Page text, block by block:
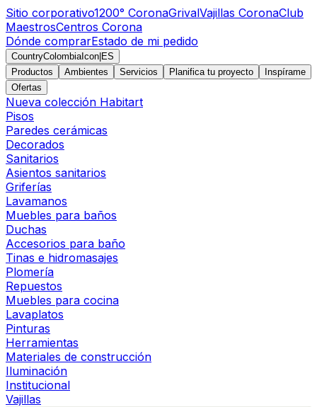
Sitio corporativo1200° CoronaGrivalVajillas CoronaClub
MaestrosCentros Corona
Dónde comprarEstado de mi pedido
CountryColombiaIcon ES
Productos
Ambientes Servicios Planifica tu proyecto
Inspírame
Ofertas
Nueva colección Habitart
Pisos
Paredes cerámicas
Decorados
Sanitarios
Asientos sanitarios
Griferías
Lavamanos
Muebles para baños
Duchas
Accesorios para baño
Tinas e hidromasajes
Plomería
Repuestos
Muebles para cocina
Lavaplatos
Pinturas
Herramientas
Materiales de construcción
Iluminación
Institucional
Vajillas